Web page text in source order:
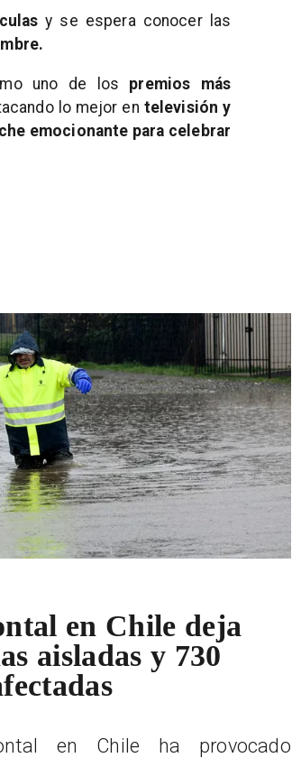
y se espera conocer las
uno de los premios más
lo mejor en televisión y
emocionante para celebrar
en Chile deja
aisladas y 730
en Chile ha provocado